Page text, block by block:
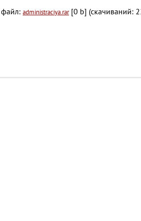
файл: administraciya.rar[0 b] (cкачиваний: